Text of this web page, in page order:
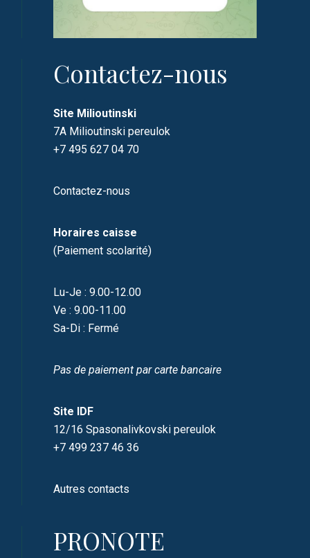
Contactez-nous
Site Milioutinski
7A Milioutinski pereulok
+7 495 627 04 70
Contactez-nous
Horaires caisse
(Paiement scolarité)
Lu-Je : 9.00-12.00
Ve : 9.00-11.00
Sa-Di : Fermé
Pas de paiement par carte bancaire
Site IDF
12/16 Spasonalivkovski pereulok
+7 499 237 46 36
Autres contacts
PRONOTE